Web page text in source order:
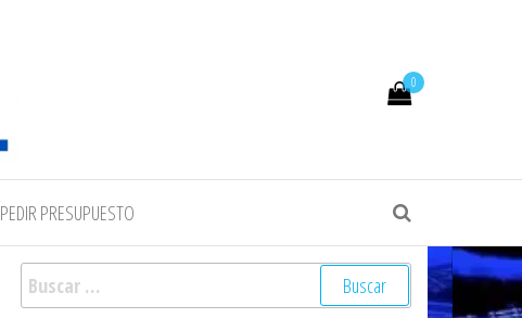
0
PEDIR PRESUPUESTO
Buscar: